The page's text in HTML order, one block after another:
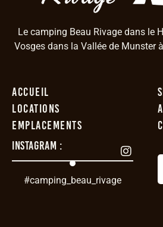
Le camping Beau Rivage dans le
Vosges dans la Vallée de Munster
Accueil
Locations
Emplacements
Instagram :
#camping_beau_rivage